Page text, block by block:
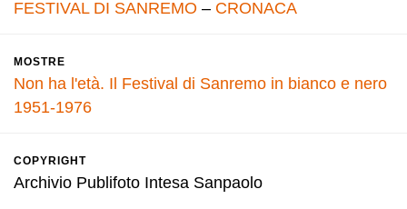
FESTIVAL DI SANREMO – CRONACA
MOSTRE
Non ha l'età. Il Festival di Sanremo in bianco e nero
1951-1976
COPYRIGHT
Archivio Publifoto Intesa Sanpaolo